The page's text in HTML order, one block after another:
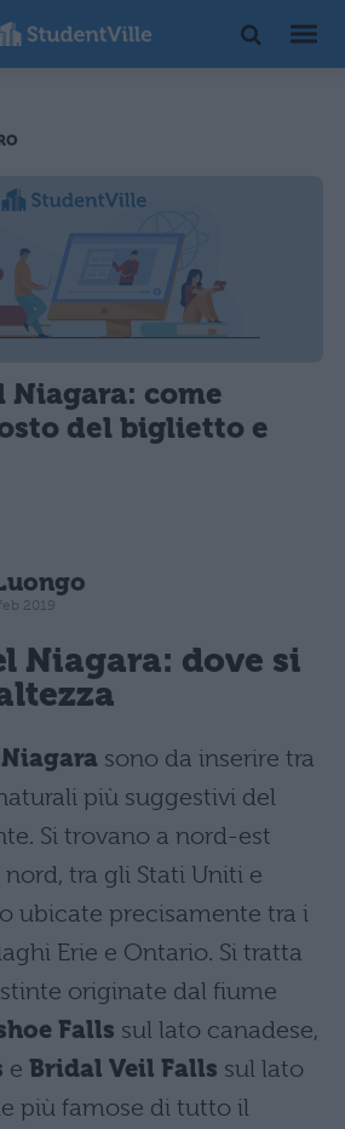
Niagara: come
del biglietto e
2019
Niagara: dove si
sono da inserire tra
più suggestivi del
Si trovano a nord-est
nord, tra gli Stati Uniti e
ubicate precisamente tra i
Erie e Ontario. Si tratta
originate dal fiume
Falls sul lato canadese,
e Bridal Veil Falls sul lato
più famose di tutto il